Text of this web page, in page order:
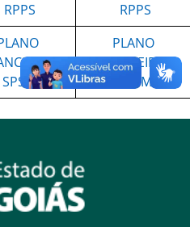
RPPS
RPPS
–
SPSM
PLANO
FINANCEIRO –
SPSM